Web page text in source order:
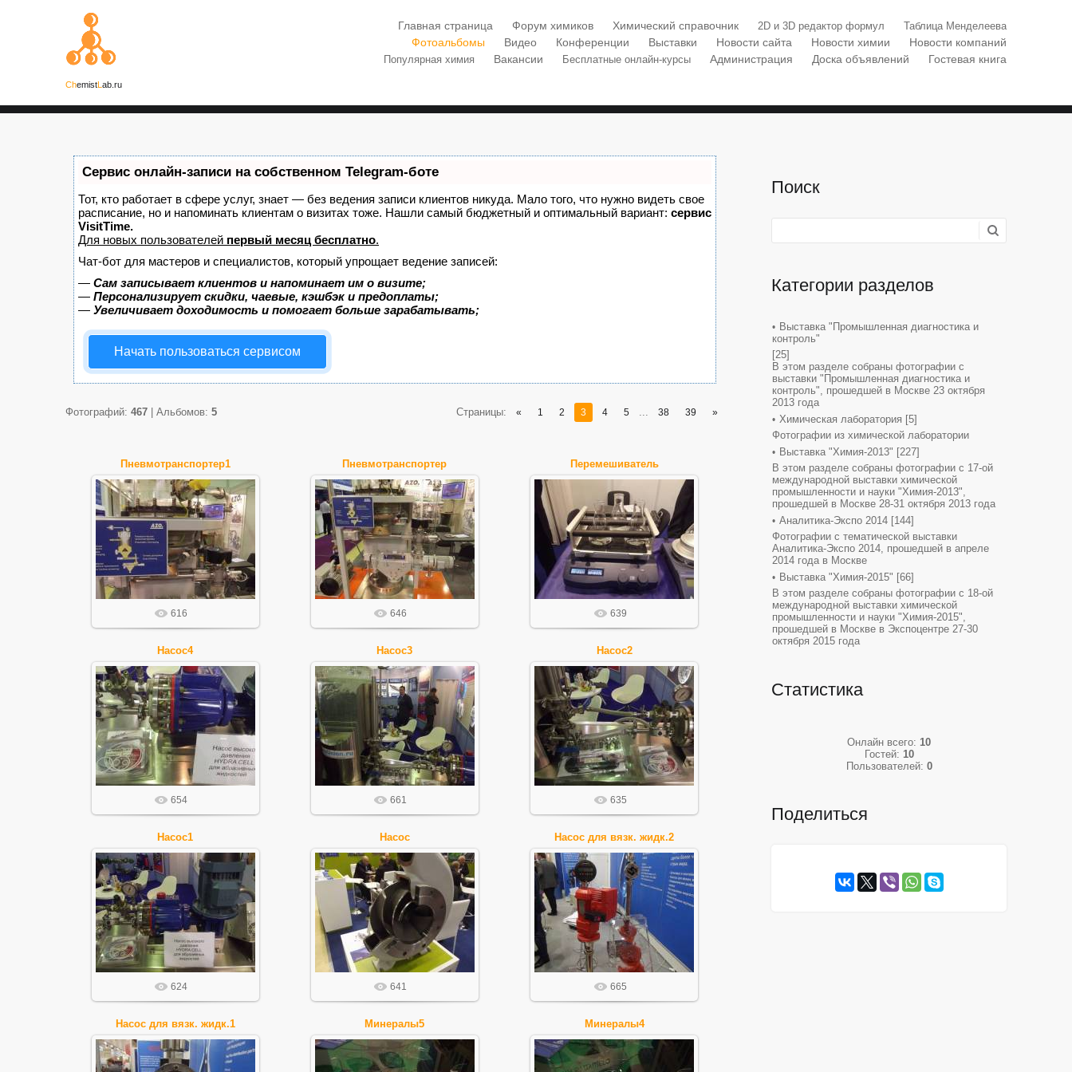
ChemistL ab.ru
Главная страница Форум химиков Химический справочник 2D и 3D редактор формул Таблица Менделеева
Фотоальбомы Видео Конференции Выставки Новости сайта Новости химии Новости компаний
Популярная химия Вакансии Бесплатные онлайн-курсы Администрация Доска объявлений Гостевая книга
Сервис онлайн-записи на собственном Telegram-боте
Тот, кто работает в сфере услуг, знает — без ведения записи клиентов никуда. Мало того, что нужно видеть свое
расписание, но и напоминать клиентам о визитах тоже. Нашли самый бюджетный и оптимальный вариант: сервис
VisitTime.
Для новых пользователей первый месяц бесплатно.
Чат-бот для мастеров и специалистов, который упрощает ведение записей:
— Сам записывает клиентов и напоминает им о визите;
— Персонализирует скидки, чаевые, кэшбэк и предоплаты;
— Увеличивает доходимость и помогает больше зарабатывать;
Начать пользоваться сервисом
Фотографий: 467 | Альбомов: 5 Страницы: « 1 2 3 4 5 38 39 »
Пневмотранспортер1
28.10.2015
FilIgor
616
Пневмотранспортер
28.10.2015
FilIgor
646
Перемешиватель
28.10.2015
FilIgor
639
Насос4
28.10.2015
FilIgor
654
Насос3
28.10.2015
FilIgor
661
Насос2
28.10.2015
FilIgor
635
Насос1
28.10.2015
FilIgor
624
Насос
28.10.2015
FilIgor
641
Насос для вязк. жидк.2
28.10.2015
FilIgor
665
Насос для вязк. жидк.1 Минералы5 Минералы4
Поиск
Категории разделов
Выставка "Промышленная диагностика и
контроль"
[25]
В этом разделе собраны фотографии с
выставки "Промышленная диагностика и
контроль", прошедшей в Москве 23 октября
2013 года
Химическая лаборатория [5]
Фотографии из химической лаборатории
Выставка "Химия-2013" [227]
В этом разделе собраны фотографии с 17-ой
международной выставки химической
промышленности и науки "Химия-2013",
прошедшей в Москве 28-31 октября 2013 года
Аналитика-Экспо 2014 [144]
Фотографии с тематической выставки
Аналитика-Экспо 2014, прошедшей в апреле
2014 года в Москве
Выставка "Химия-2015" [66]
В этом разделе собраны фотографии с 18-ой
международной выставки химической
промышленности и науки "Химия-2015",
прошедшей в Москве в Экспоцентре 27-30
октября 2015 года
Статистика
Онлайн всего: 10
Гостей: 10
Пользователей: 0
Поделиться